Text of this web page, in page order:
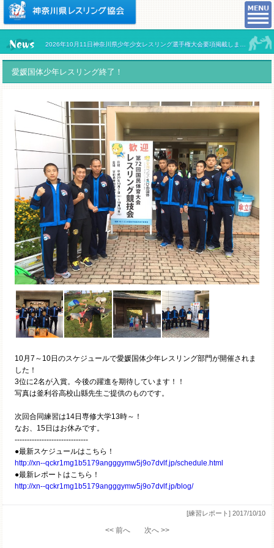
愛媛国体少年レスリング終了！
10月7～10日のスケジュールで愛媛国体少年レスリング部門が開催されま
した！
3位に2名が入賞。今後の躍進を期待しています！！
写真は釜利谷高校山縣先生ご提供のものです。
次回合同練習は14日専修大学13時～！
なお、15日はお休みです。
------------------------------
●最新スケジュールはこちら！
http://xn--qckr1mg1b5179angggymw5j9o7dvlf.jp/schedule.html
●最新レポートはこちら！
http://xn--qckr1mg1b5179angggymw5j9o7dvlf.jp/blog/
[練習レポート] 2017/10/10
<< 前へ 次へ >>